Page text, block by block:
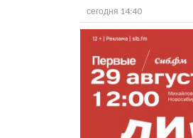
сегодня 14:40